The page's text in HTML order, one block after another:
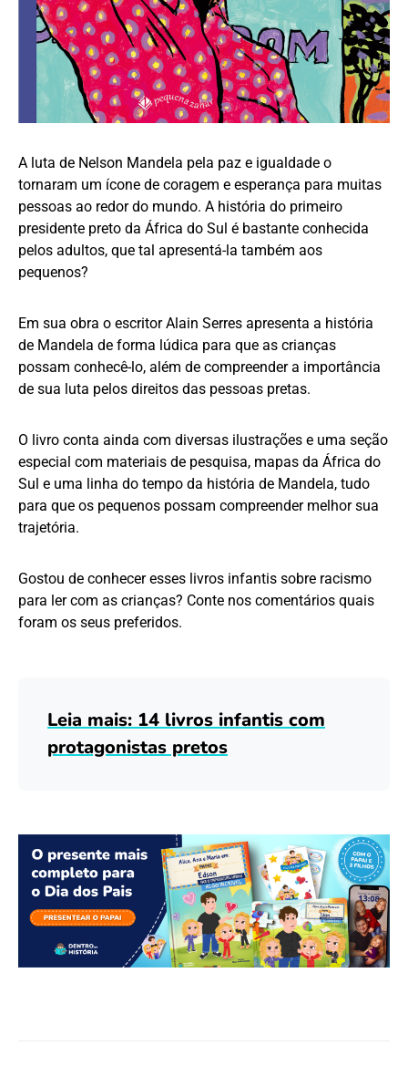
A luta de Nelson Mandela pela paz e igualdade o
tornaram um ícone de coragem e esperança para muitas
pessoas ao redor do mundo. A história do primeiro
presidente preto da África do Sul é bastante conhecida
pelos adultos, que tal apresentá-la também aos
pequenos?
Em sua obra o escritor Alain Serres apresenta a história
de Mandela de forma lúdica para que as crianças
possam conhecê-lo, além de compreender a importância
de sua luta pelos direitos das pessoas pretas.
O livro conta ainda com diversas ilustrações e uma seção
especial com materiais de pesquisa, mapas da África do
Sul e uma linha do tempo da história de Mandela, tudo
para que os pequenos possam compreender melhor sua
trajetória.
Gostou de conhecer esses livros infantis sobre racismo
para ler com as crianças? Conte nos comentários quais
foram os seus preferidos.
Leia mais: 14 livros infantis com
protagonistas pretos